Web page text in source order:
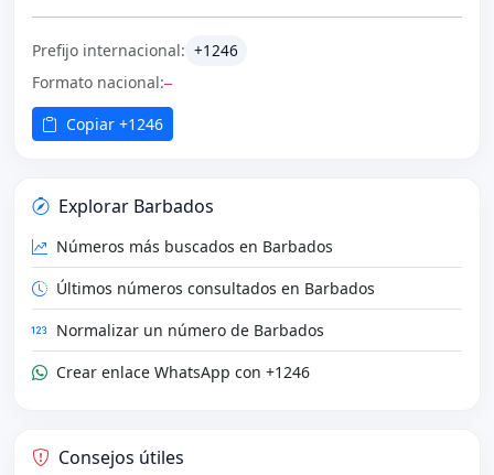
Prefijo internacional: +1246
Formato nacional:—
Copiar +1246
Explorar Barbados
Números más buscados en Barbados
Últimos números consultados en Barbados
Normalizar un número de Barbados
Crear enlace WhatsApp con +1246
Consejos útiles